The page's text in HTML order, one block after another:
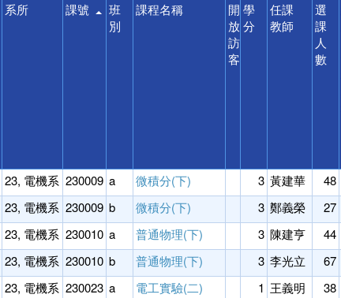
系所 課號
班
別
課程名稱
開
放
訪
客
學
分
任課
教師
選
課
人
數
23, 電機系 230009 a 微積分(下) 3 黃建華 48
23, 電機系 230009 b 微積分(下) 3 鄭義榮 27
23, 電機系 230010 a 普通物理(下) 3 陳建亨 44
23, 電機系 230010 b 普通物理(下) 3 李光立 67
23, 電機系 230023 a 電工實驗(二) 1 王義明 38